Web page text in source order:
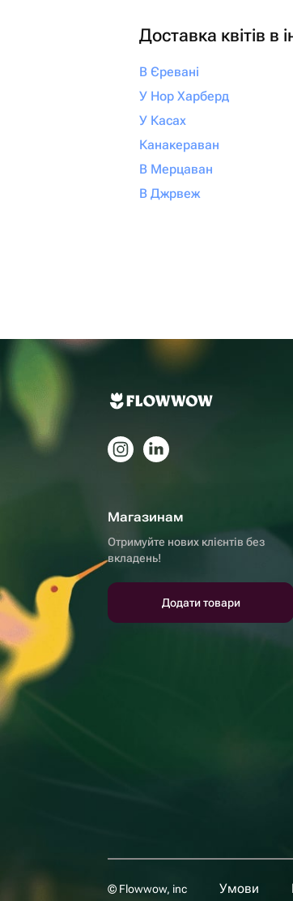
Доставка квітів в
В Єревані
У Нор Харберд
У Касах
Канакераван
В Мерцаван
В Джрвеж
Магазинам
Отримуйте нових клієнтів без
вкладень!
Додати товари
© Flowwow, inc Умови